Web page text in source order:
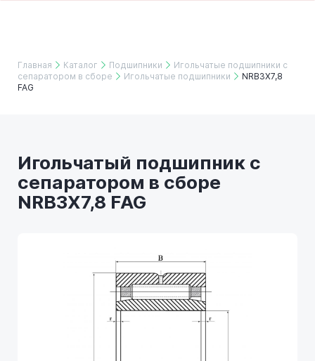
Главная Каталог Подшипники
Игольчатые подшипники с
сепаратором в сборе
Игольчатые подшипники
NRB3X7,8
FAG
Игольчатый подшипник с
сепаратором в сборе
NRB3X7,8 FAG